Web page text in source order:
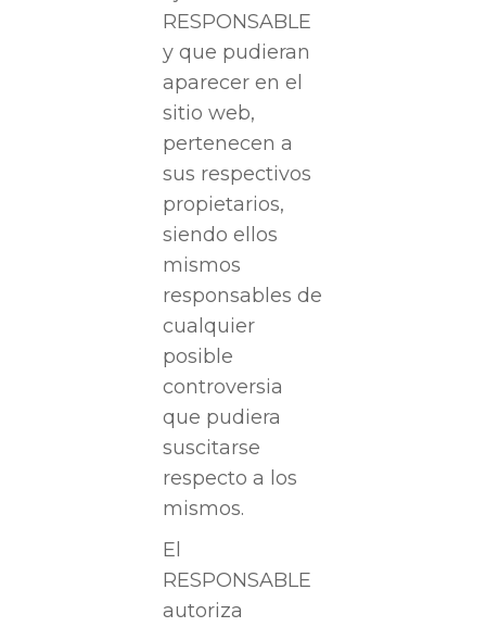
RESPONSABLE
y que pudieran
aparecer en el
sitio web,
pertenecen a
sus respectivos
propietarios,
siendo ellos
mismos
responsables de
cualquier
posible
controversia
que pudiera
suscitarse
respecto a los
mismos.
El
RESPONSABLE
autoriza